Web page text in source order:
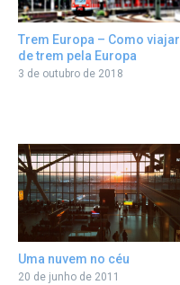
Trem Europa – Como viajar
de trem pela Europa
3 de outubro de 2018
Uma nuvem no céu
20 de junho de 2011